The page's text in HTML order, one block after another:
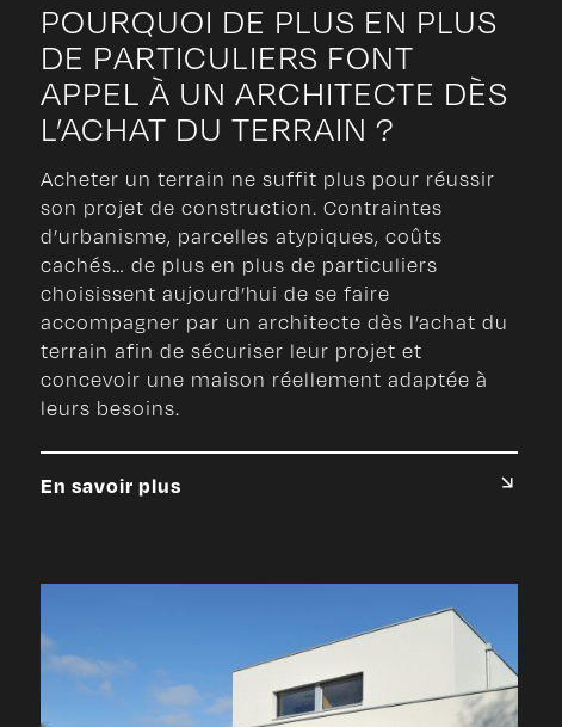
POURQUOI DE PLUS EN PLUS
DE PARTICULIERS FONT
APPEL À UN ARCHITECTE DÈS
L’ACHAT DU TERRAIN ?
Acheter un terrain ne suffit plus pour réussir
son projet de construction. Contraintes
d’urbanisme, parcelles atypiques, coûts
cachés… de plus en plus de particuliers
choisissent aujourd’hui de se faire
accompagner par un architecte dès l’achat du
terrain afin de sécuriser leur projet et
concevoir une maison réellement adaptée à
leurs besoins.
En savoir plus